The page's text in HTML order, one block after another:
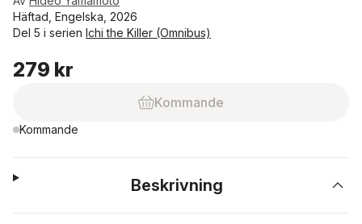
Häftad, Engelska, 2026
Del 5 i serien Ichi the Killer (Omnibus)
279 kr
Kommande
Kommande
Beskrivning